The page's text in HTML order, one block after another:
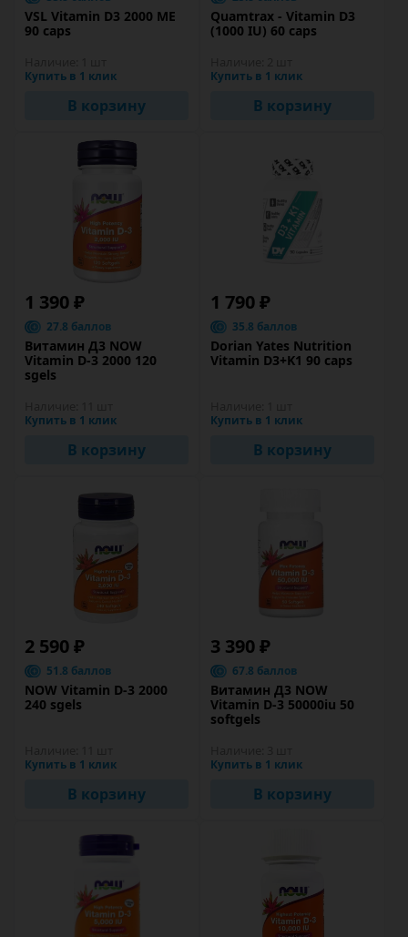
VSL Vitamin D3 2000 ME
90 caps
Купить в 1 клик
В корзину
Quamtrax - Vitamin D3
(1000 IU) 60 caps
Купить в 1 клик
В корзину
1 390 ₽
27.8 баллов
Витамин Д3 NOW
Vitamin D-3 2000 120
sgels
Купить в 1 клик
В корзину
1 790 ₽
35.8 баллов
Dorian Yates Nutrition
Vitamin D3+K1 90 caps
Купить в 1 клик
В корзину
2 590 ₽
51.8 баллов
NOW Vitamin D-3 2000
240 sgels
Купить в 1 клик
В корзину
3 390 ₽
67.8 баллов
Витамин Д3 NOW
Vitamin D-3 50000iu 50
softgels
Купить в 1 клик
В корзину